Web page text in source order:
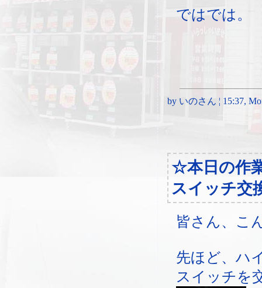
ではでは。
by いのさん ¦ 15:37,
☆本日の作
スイッチ交
皆さん、こ
先ほど、ハ
スイッチを